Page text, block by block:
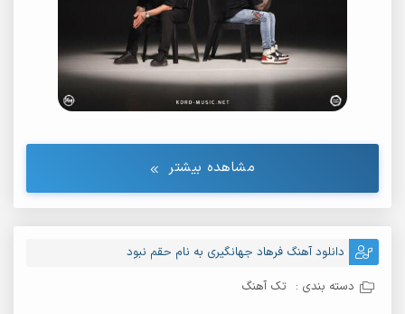
مشاهده بیشتر
دانلود آهنگ فرهاد جهانگیری به نام حقم نبود
دسته بندی : تک آهنگ